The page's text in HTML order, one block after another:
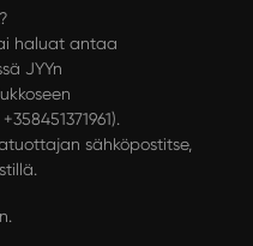
haluat antaa
JYYn
sähköpostitse,